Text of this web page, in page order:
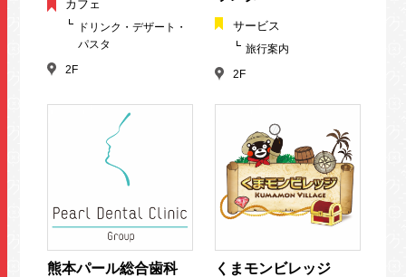
カフェ
ドリンク・デザート・
パスタ
2F
サービス
旅行案内
2F
熊本パール総合歯科 くまモンビレッジ